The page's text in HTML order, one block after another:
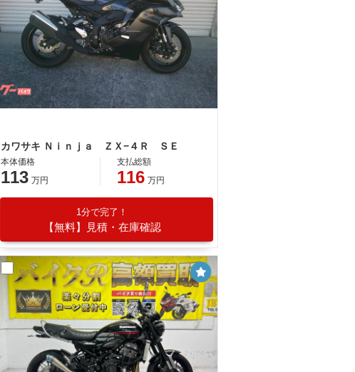
カワサキ Ｎｉｎｊａ ＺＸ−４Ｒ ＳＥ
本体価格
113 万円
支払総額
116 万円
1分で完了！
【無料】見積・在庫確認